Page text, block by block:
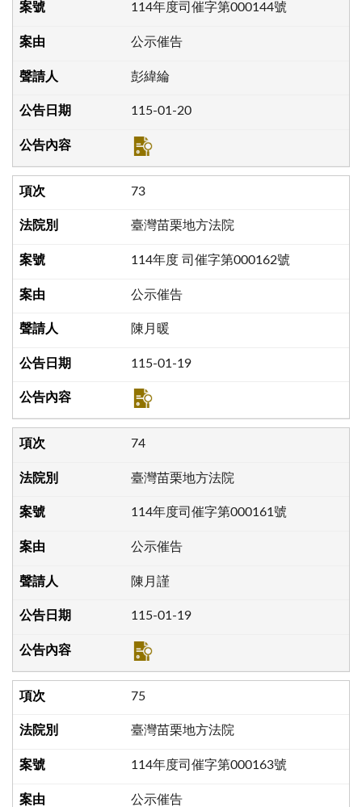
114年度司催字第000144號
公示催告
彭緯綸
115-01-20
73
臺灣苗栗地方法院
114年度 司催字第000162號
公示催告
陳月暖
115-01-19
74
臺灣苗栗地方法院
114年度司催字第000161號
公示催告
陳月謹
115-01-19
75
臺灣苗栗地方法院
114年度司催字第000163號
公示催告